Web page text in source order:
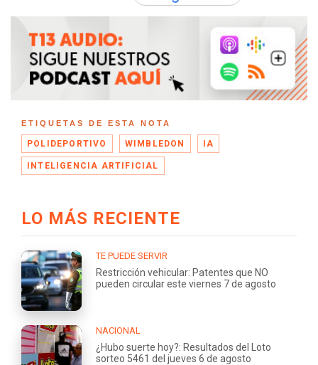
ETIQUETAS DE ESTA NOTA
POLIDEPORTIVO WIMBLEDON IA
INTELIGENCIA ARTIFICIAL
LO MÁS RECIENTE
TE PUEDE SERVIR
Restricción vehicular: Patentes que NO
pueden circular este viernes 7 de agosto
NACIONAL
¿Hubo suerte hoy?: Resultados del Loto
sorteo 5461 del jueves 6 de agosto